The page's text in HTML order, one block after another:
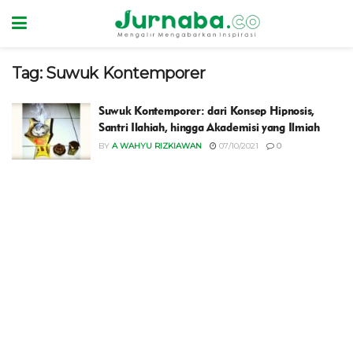
Tag: Suwuk Kontemporer
Suwuk Kontemporer: dari Konsep Hipnosis,
Santri Ilahiah, hingga Akademisi yang Ilmiah
BY A WAHYU RIZKIAWAN 07/10/2021 0